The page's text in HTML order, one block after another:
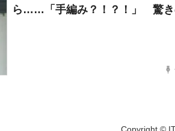
ら……「手編み？！？！」 驚き